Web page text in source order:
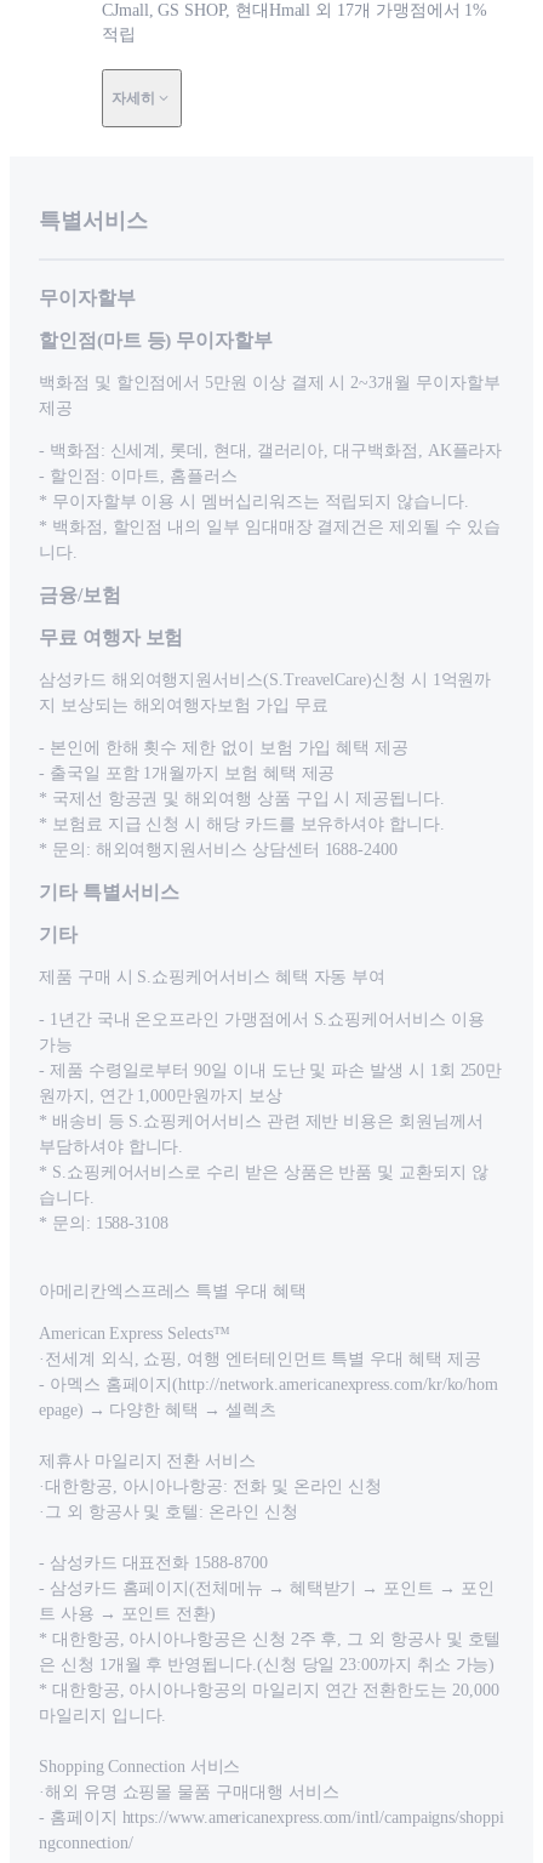
CJmall, GS SHOP, 현대Hmall 외 17개 가맹점에서 1%
적립
자세히
특별서비스
무이자할부
할인점(마트 등) 무이자할부
백화점 및 할인점에서 5만원 이상 결제 시 2~3개월 무이자할부
제공
- 백화점: 신세계, 롯데, 현대, 갤러리아, 대구백화점, AK플라자
- 할인점: 이마트, 홈플러스
* 무이자할부 이용 시 멤버십리워즈는 적립되지 않습니다.
* 백화점, 할인점 내의 일부 임대매장 결제건은 제외될 수 있습
니다.
금융/보험
무료 여행자 보험
삼성카드 해외여행지원서비스(S.TreavelCare)신청 시 1억원까
지 보상되는 해외여행자보험 가입 무료
- 본인에 한해 횟수 제한 없이 보험 가입 혜택 제공
- 출국일 포함 1개월까지 보험 혜택 제공
* 국제선 항공권 및 해외여행 상품 구입 시 제공됩니다.
* 보험료 지급 신청 시 해당 카드를 보유하셔야 합니다.
* 문의: 해외여행지원서비스 상담센터 1688-2400
기타 특별서비스
기타
제품 구매 시 S.쇼핑케어서비스 혜택 자동 부여
- 1년간 국내 온오프라인 가맹점에서 S.쇼핑케어서비스 이용
가능
- 제품 수령일로부터 90일 이내 도난 및 파손 발생 시 1회 250만
원까지, 연간 1,000만원까지 보상
* 배송비 등 S.쇼핑케어서비스 관련 제반 비용은 회원님께서
부담하셔야 합니다.
* S.쇼핑케어서비스로 수리 받은 상품은 반품 및 교환되지 않
습니다.
* 문의: 1588-3108
아메리칸엑스프레스 특별 우대 혜택
American Express Selects™
·전세계 외식, 쇼핑, 여행 엔터테인먼트 특별 우대 혜택 제공
- 아멕스 홈페이지(http://network.americanexpress.com/kr/ko/hom
epage) → 다양한 혜택 → 셀렉츠
제휴사 마일리지 전환 서비스
·대한항공, 아시아나항공: 전화 및 온라인 신청
·그 외 항공사 및 호텔: 온라인 신청
- 삼성카드 대표전화 1588-8700
- 삼성카드 홈페이지(전체메뉴 → 혜택받기 → 포인트 → 포인
트 사용 → 포인트 전환)
* 대한항공, 아시아나항공은 신청 2주 후, 그 외 항공사 및 호텔
은 신청 1개월 후 반영됩니다.(신청 당일 23:00까지 취소 가능)
* 대한항공, 아시아나항공의 마일리지 연간 전환한도는 20,000
마일리지 입니다.
Shopping Connection 서비스
·해외 유명 쇼핑몰 물품 구매대행 서비스
- 홈페이지 https://www.americanexpress.com/intl/campaigns/shoppi
ngconnection/